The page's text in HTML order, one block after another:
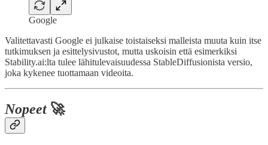
Google
Valitettavasti Google ei julkaise toistaiseksi malleista muuta kuin itse
tutkimuksen ja esittelysivustot, mutta uskoisin että esimerkiksi
Stability.ai:lta tulee lähitulevaisuudessa StableDiffusionista versio,
joka kykenee tuottamaan videoita.
Nopeet🚀